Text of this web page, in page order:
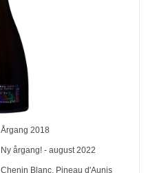
Årgang 2018
Ny årgang! - august 2022
Chenin Blanc, Pineau d'Aunis